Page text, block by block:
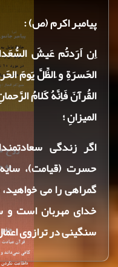
پیامبر اکرم (ص) :
اِن اَرَدتُم عَيشَ
الحَسرَةِ و َالظِّلَّ يَومَ
القُرآنَ فَاِنَّهُ كَلامُ
الميزانِ ؛
اگر زندگى
حسرت (قيامت)،
گمراهى را مى
خداى مهربان است
سنگينى در ترازوى